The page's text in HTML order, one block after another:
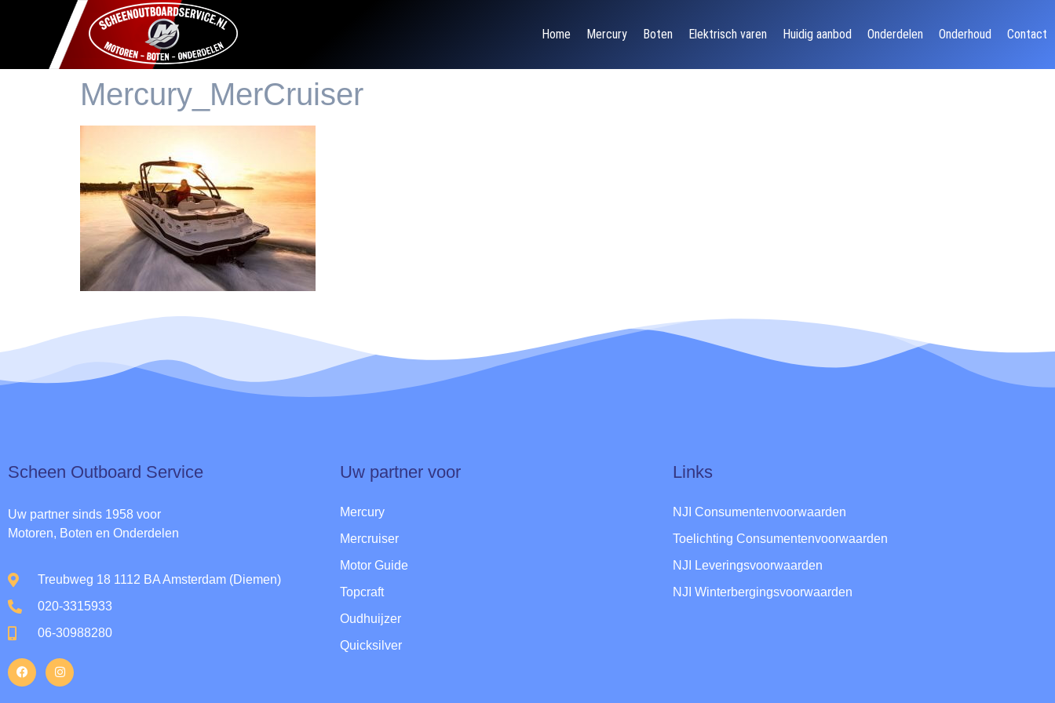
Home Mercury Boten Elektrisch varen Huidig aanbod Onderdelen Onderhoud Contact
Mercury_MerCruiser
Scheen Outboard Service​
Uw partner sinds 1958 voor
Motoren, Boten en Onderdelen
Treubweg 18 1112 BA Amsterdam (Diemen)
020-3315933
06-30988280
Uw partner voor
Mercury
Mercruiser
Motor Guide
Topcraft
Oudhuijzer
Quicksilver
Links
NJI Consumentenvoorwaarden
Toelichting Consumentenvoorwaarden
NJI Leveringsvoorwaarden
NJI Winterbergingsvoorwaarden